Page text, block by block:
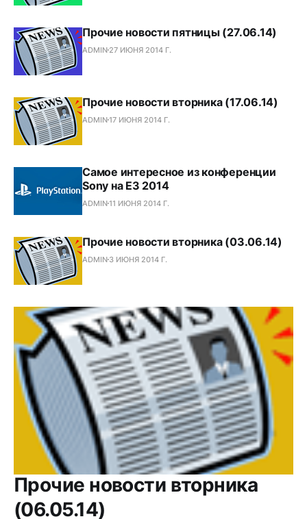
Прочие новости пятницы (27.06.14)
ADMIN 27 ИЮНЯ 2014 Г.
Прочие новости вторника (17.06.14)
ADMIN17 ИЮНЯ 2014 Г.
Самое интересное из конференции
Sony на E3 2014
ADMIN11 ИЮНЯ 2014 Г.
Прочие новости вторника (03.06.14)
ADMIN 3 ИЮНЯ 2014 Г.
Прочие новости вторника
(06.05.14)